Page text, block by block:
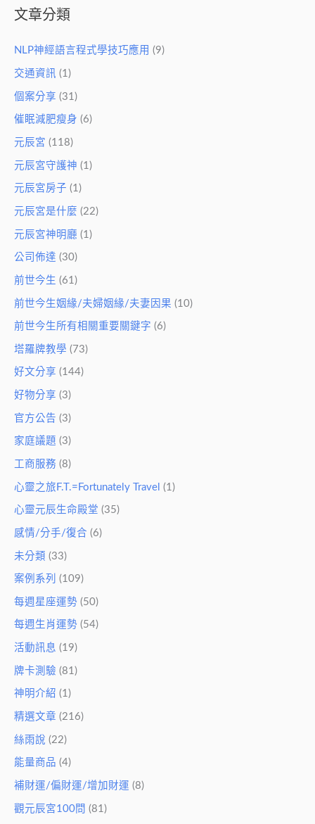
文章分類
NLP神經語言程式學技巧應用 (9)
交通資訊 (1)
個案分享 (31)
催眠減肥瘦身 (6)
元辰宮 (118)
元辰宮守護神 (1)
元辰宮房子 (1)
元辰宮是什麼 (22)
元辰宮神明廳 (1)
公司佈達 (30)
前世今生 (61)
前世今生姻緣/夫婦姻緣/夫妻因果 (10)
前世今生所有相關重要關鍵字 (6)
塔羅牌教學 (73)
好文分享 (144)
好物分享 (3)
官方公告 (3)
家庭議題 (3)
工商服務 (8)
心靈之旅F.T.=Fortunately Travel (1)
心靈元辰生命殿堂 (35)
感情/分手/復合 (6)
未分類 (33)
案例系列 (109)
每週星座運勢 (50)
每週生肖運勢 (54)
活動訊息 (19)
牌卡測驗 (81)
神明介紹 (1)
精選文章 (216)
絲雨說 (22)
能量商品 (4)
補財運/偏財運/增加財運 (8)
觀元辰宮100問 (81)